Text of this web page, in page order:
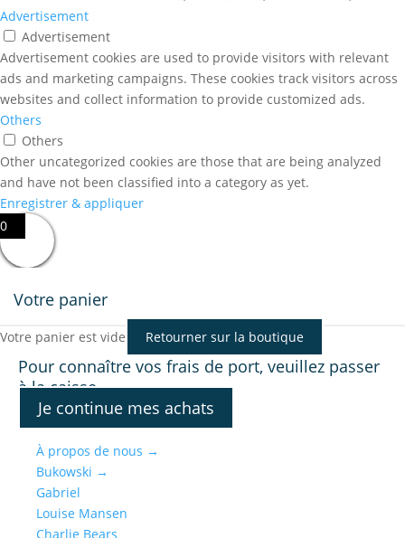
Advertisement
Advertisement
Advertisement cookies are used to provide visitors with relevant
ads and marketing campaigns. These cookies track visitors across
websites and collect information to provide customized ads.
Others
Others
Other uncategorized cookies are those that are being analyzed
and have not been classified into a category as yet.
Enregistrer & appliquer
0
Votre panier
Votre panier est vide Retourner sur la boutique
Pour connaître vos frais de port, veuillez passer
à la caisse.
Je continue mes achats
À propos de nous →
Bukowski →
Gabriel
Louise Mansen
Charlie Bears